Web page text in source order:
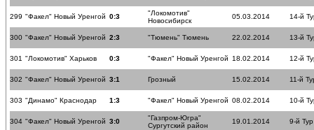
299 "Факел" Новый Уренгой 0:3
"Локомотив"
Новосибирск
05.03.2014 14-й
300 "Факел" Новый Уренгой 2:3 "Тюмень" Тюмень 22.02.2014 13-й
301 "Локомотив" Харьков 0:3 "Факел" Новый Уренгой 18.02.2014 12-й
302 "Факел" Новый Уренгой 3:1 Грозный 15.02.2014 11-й
303 "Динамо" Краснодар 1:3 "Факел" Новый Уренгой 08.02.2014 10-й
304 "Факел" Новый Уренгой 3:0
"Газпром-Югра"
Сургутский район
19.01.2014 9-й Тур